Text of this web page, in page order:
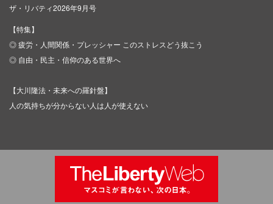
ザ・リバティ2026年9月号
【特集】
◎ 疲労・人間関係・プレッシャー このストレスどう抜こう
◎ 自由・民主・信仰のある世界へ
【大川隆法・未来への羅針盤】
人の気持ちが分からない人は人が使えない